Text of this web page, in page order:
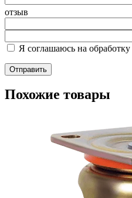
отзыв
Я соглашаюсь на обработку
Похожие товары